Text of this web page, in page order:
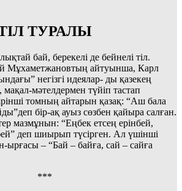
ТУРАЛЫ
бай, берекелі де бейнелі тіл.
Мұхаметжановтың айтуынша, Карл
негізгі идеялар- ды қазекең
мақал-мәтелдермен түйіп тастап
томның айтарын қазақ: “Аш бала
бір-ақ ауыз сөзбен қайыра салған.
мазмұнын: “Еңбек етсең ерінбей,
деп шиырып түсірген. Ал үшінші
– “Бай – байға, сай – сайға
***